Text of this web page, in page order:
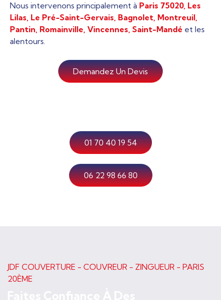
01 70 40 19 54
06 22 98 66 80
Nous intervenons principalement à Paris 75020, Les
Lilas, Le Pré-Saint-Gervais, Bagnolet, Montreuil,
Pantin, Romainville, Vincennes, Saint-Mandé et les
alentours.
Demandez Un Devis
JDF COUVERTURE - COUVREUR - ZINGUEUR - PARIS
20ÈME